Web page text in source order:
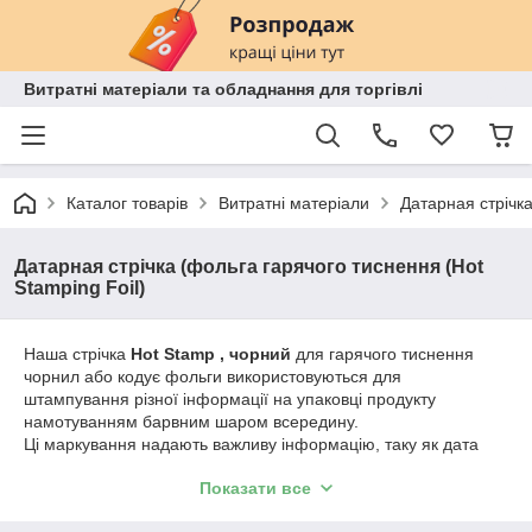
Витратні матеріали та обладнання для торгівлі
Каталог товарів Витратні матеріали Датарная
Датарная стрічка (фольга гарячого тиснення (Hot
Stamping Foil)
Наша стрічка Hot Stamp , чорний для гарячого тиснення
чорнил або кодує фольги використовуються для
штампування різної інформації на упаковці продукту
намотуванням барвним шаром всередину.
Ці маркування надають важливу інформацію, таку як дата
Показати все